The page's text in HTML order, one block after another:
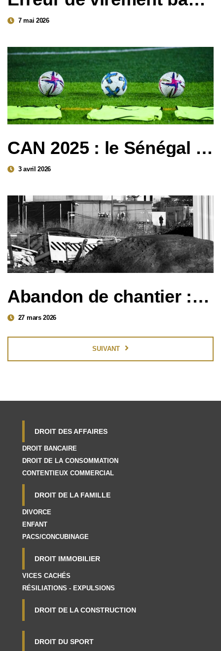
7 mai 2026
CAN 2025 : le Sénégal déchu de son titre au profit du Maroc – analyse juridique d’un renversement inédit
3 avril 2026
Abandon de chantier : comment réagir sans fragiliser votre dossier ?
27 mars 2026
SUIVANT
DROIT DES AFFAIRES
DROIT BANCAIRE
DROIT DE LA CONSOMMATION
CONTENTIEUX COMMERCIAL
DROIT DE LA FAMILLE
DIVORCE
ENFANT
PACS/CONCUBINAGE
DROIT IMMOBILIER
VICES CACHÉS
RÉSILIATIONS - EXPULSIONS
DROIT DE LA CONSTRUCTION
DROIT DU SPORT